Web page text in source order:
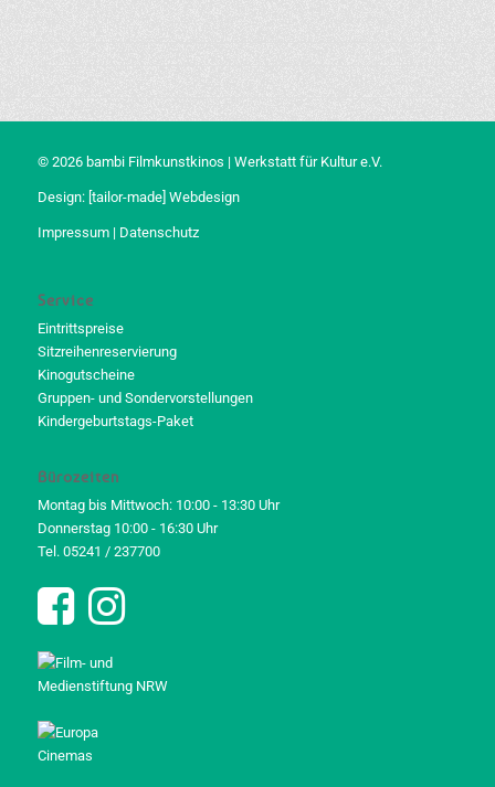
© 2026 bambi Filmkunstkinos | Werkstatt für Kultur e.V.
Design: [tailor-made] Webdesign
Impressum| Datenschutz
Service
Eintrittspreise
Sitzreihenreservierung
Kinogutscheine
Gruppen- und Sondervorstellungen
Kindergeburtstags-Paket
Bürozeiten
Montag bis Mittwoch: 10:00 - 13:30 Uhr
Donnerstag 10:00 - 16:30 Uhr
Tel. 05241 / 237700